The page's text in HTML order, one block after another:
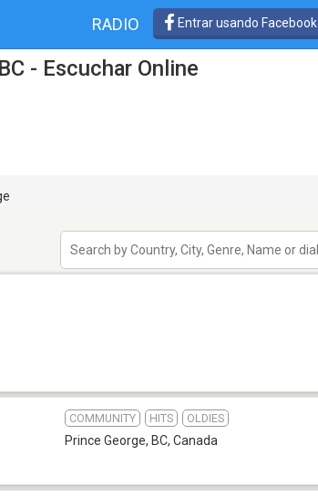
RADIO Entrar usando Facebook
- Escuchar Online
COMMUNITY HITS OLDIES
Prince George, BC, Canada